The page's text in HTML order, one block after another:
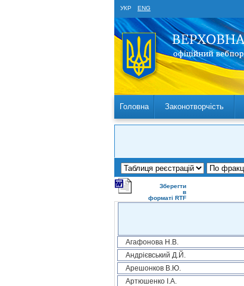
УКР ENG
Головна Законотворчість
Зберегти
в
форматі RTF
Агафонова Н.В.
Андрієвський Д.Й.
Арешонков В.Ю.
Артюшенко І.А.